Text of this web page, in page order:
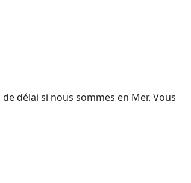
délai si nous sommes en Mer. Vous